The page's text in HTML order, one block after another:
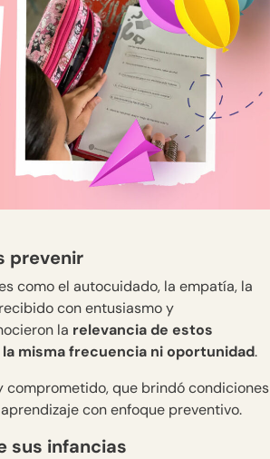
prevenir
como el autocuidado, la empatía, la
con entusiasmo y
la relevancia de estos
misma frecuencia ni oportunidad.
comprometido, que brindó condiciones
con enfoque preventivo.
sus infancias